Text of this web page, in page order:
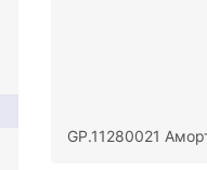
GP.11280021